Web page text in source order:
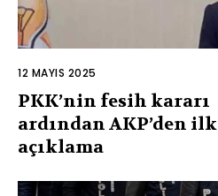
12 MAYIS 2025
PKK’nin fesih kararı
ardından AKP’den ilk
açıklama